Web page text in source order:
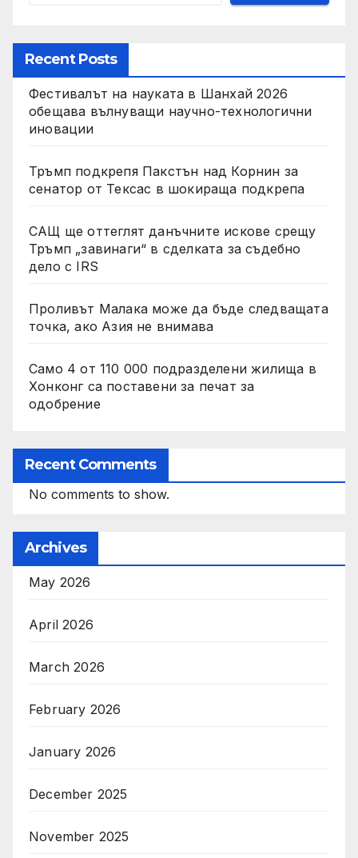
Recent Posts
Фестивалът на науката в Шанхай 2026
обещава вълнуващи научно-технологични
иновации
Тръмп подкрепя Пакстън над Корнин за
сенатор от Тексас в шокираща подкрепа
САЩ ще оттеглят данъчните искове срещу
Тръмп „завинаги“ в сделката за съдебно
дело с IRS
Проливът Малака може да бъде следващата
точка, ако Азия не внимава
Само 4 от 110 000 подразделени жилища в
Хонконг са поставени за печат за
одобрение
Recent Comments
No comments to show.
Archives
May 2026
April 2026
March 2026
February 2026
January 2026
December 2025
November 2025